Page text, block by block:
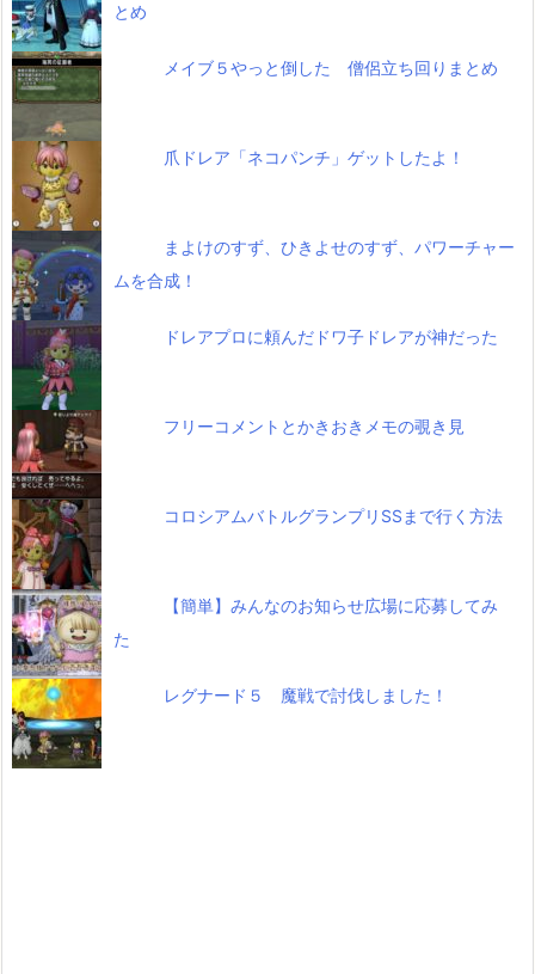
とめ
メイブ５やっと倒した 僧侶立ち回りまとめ
爪ドレア「ネコパンチ」ゲットしたよ！
まよけのすず、ひきよせのすず、パワーチャー
ムを合成！
ドレアプロに頼んだドワ子ドレアが神だった
フリーコメントとかきおきメモの覗き見
コロシアムバトルグランプリSSまで行く方法
【簡単】みんなのお知らせ広場に応募してみ
た
レグナード５ 魔戦で討伐しました！